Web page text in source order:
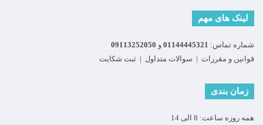
لینک های مهم
شماره تماس: 01144445321 و 09113252050
قوانین و مقررات | سوالات متداول | ثبت شکایت
زمان بندی
همه روزه ساعت: 8 الی 14